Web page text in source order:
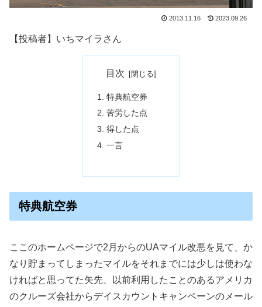
2013.11.16 2023.09.26
【投稿者】いちマイラさん
目次
特典航空券
苦労した点
得した点
一言
特典航空券
ここのホームページで2月からのUAマイル改悪を見て、か
なり貯まってしまったマイルをそれまでには少しは使わな
ければと思ってた矢先、以前利用したことのあるアメリカ
のクルーズ会社からデイスカウントキャンペーンのメール